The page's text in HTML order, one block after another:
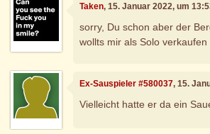
Taken, 15. Januar 2022, um
sorry, Du schon aber der
wollts mir als Solo verkaufen
Ex-Sauspieler #580037, 15.
Vielleicht hatte er da ein